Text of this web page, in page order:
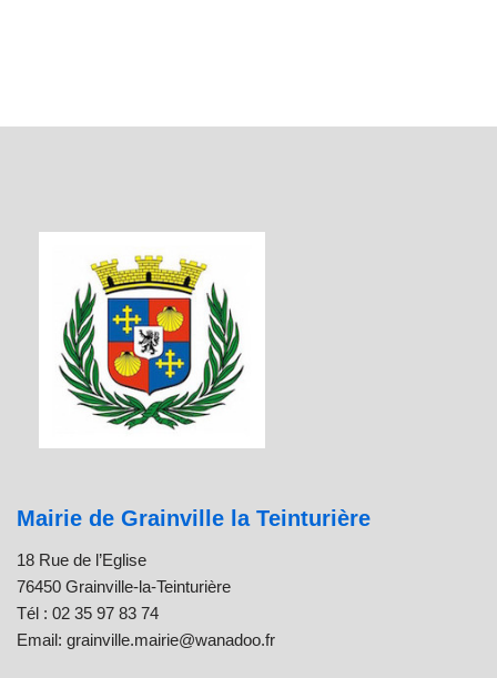
Mairie de Grainville la Teinturière
18 Rue de l’Eglise
76450 Grainville-la-Teinturière
Tél : 02 35 97 83 74
Email: grainville.mairie@wanadoo.fr